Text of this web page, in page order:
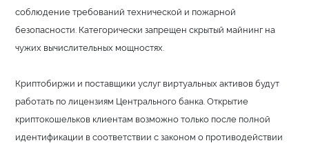
соблюдение требований технической и пожарной
безопасности. Категорически запрещен скрытый майнинг на
чужих вычислительных мощностях.
Криптобиржи и поставщики услуг виртуальных активов будут
работать по лицензиям Центрального банка. Открытие
криптокошельков клиентам возможно только после полной
идентификации в соответствии с законом о противодействии